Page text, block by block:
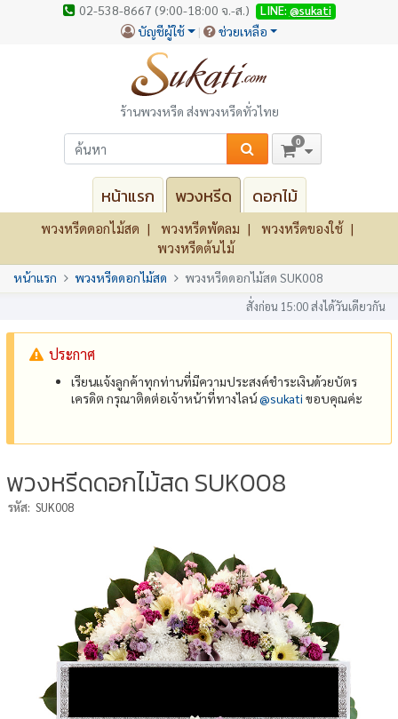
02-538-8667 (9:00-18:00 จ.-ส.) LINE: @sukati
บัญชีผู้ใช้ ช่วยเหลือ
ร้านพวงหรีด ส่งพวงหรีดทั่วไทย
0
หน้าแรก พวงหรีด ดอกไม้
พวงหรีดดอกไม้สด พวงหรีดพัดลม
พวงหรีดของใช้
พวงหรีดต้นไม้
หน้าแรก พวงหรีดดอกไม้สด พวงหรีดดอกไม้สด SUK008
สั่งก่อน 15:00 ส่งได้วันเดียวกัน
ประกาศ
เรียนแจ้งลูกค้าทุกท่านที่มีความประสงค์ชำระเงินด้วยบัตร
เครดิต กรุณาติดต่อเจ้าหน้าที่ทางไลน์@‌sukati ขอบคุณค่ะ
พวงหรีดดอกไม้สด SUK008
รหัส: SUK008